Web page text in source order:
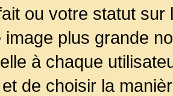
ou votre statut
plus grande
à chaque
de choisir la